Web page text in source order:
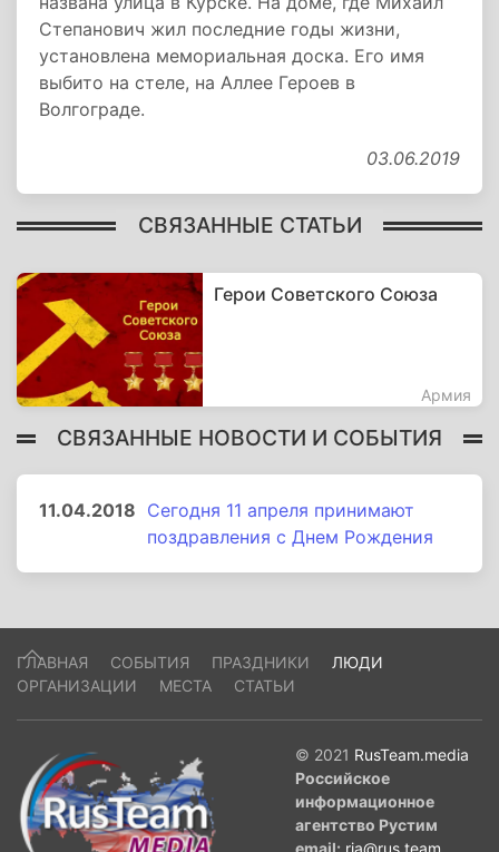
Степанович жил последние годы жизни,
установлена мемориальная доска. Его имя
выбито на стеле, на Аллее Героев в
Волгограде.
03.06.2019
СВЯЗАННЫЕ СТАТЬИ
Герои Советского Союза
Армия
СВЯЗАННЫЕ НОВОСТИ И СОБЫТИЯ
11.04.2018 Сегодня 11 апреля принимают
поздравления с Днем Рождения
ГЛАВНАЯ СОБЫТИЯ ПРАЗДНИКИ
ЛЮДИ
ОРГАНИЗАЦИИ
МЕСТА СТАТЬИ
© 2021 RusTeam.media
Российское
информационное
агентство Рустим
email: ria@rus.team